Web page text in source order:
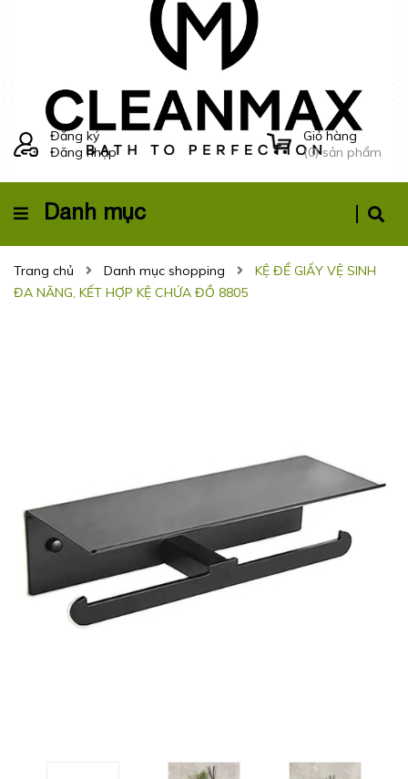
Đăng ký
Đăng nhập
Giỏ hàng
(0) sản phẩm
Danh mục
Trang chủ Danh mục shopping
KỆ ĐỂ GIẤY VỆ SINH
ĐA NĂNG, KẾT HỢP KỆ CHỨA ĐỒ 8805